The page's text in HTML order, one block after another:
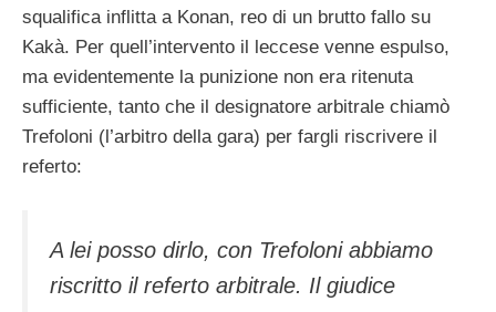
squalifica inflitta a Konan, reo di un brutto fallo su
Kakà. Per quell’intervento il leccese venne espulso,
ma evidentemente la punizione non era ritenuta
sufficiente, tanto che il designatore arbitrale chiamò
Trefoloni (l’arbitro della gara) per fargli riscrivere il
referto:
A lei posso dirlo, con Trefoloni abbiamo
riscritto il referto arbitrale. Il giudice